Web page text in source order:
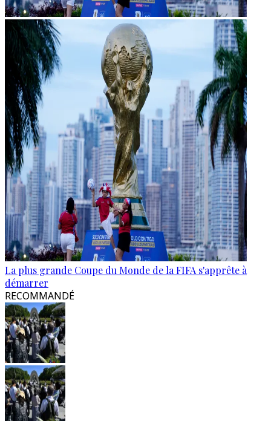
La plus grande Coupe du Monde de la FIFA s'apprête à
démarrer
RECOMMANDÉ